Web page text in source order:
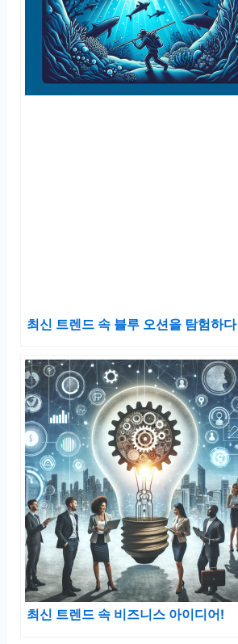
최신 트렌드 속 블루 오션을 탐험하다
최신 트렌드 속 비즈니스 아이디어!